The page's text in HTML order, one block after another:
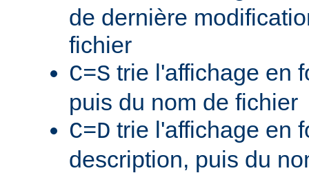
de dernière
fichier
C=S trie l'affichage en
puis du nom de fichier
C=D trie l'affichage en
description, puis du